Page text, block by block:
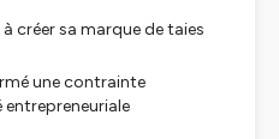
créer sa marque de taies
une contrainte